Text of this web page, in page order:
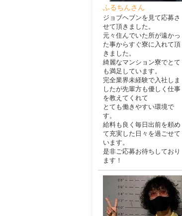
ふるちんさん
ジョブヘブンを見て応募さ
せて頂きました。
元々住んでいた所が遠かっ
た事からすぐ寮に入れて頂
きました。
綺麗なマンション寮でとて
も満足しています。
完全業界未経験で入社しま
したが先輩方も優しく仕事
を教えてくれて
とても働きやすい環境で
す。
給料も良く毎日出前を頼め
て充実した日々を過ごせて
います。
是非ご応募お待ちしており
ます！